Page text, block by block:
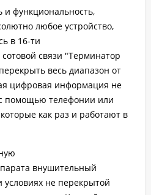
и функциональность,
любое устройство,
в 16-ти
связи "Терминатор
весь диапазон от
цифровая информация не
помощью телефонии или
как раз и работают в
внушительный
не перекрытой